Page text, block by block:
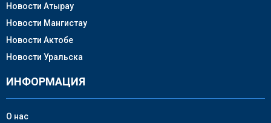
Новости Атырау
Новости Мангистау
Новости Актобе
Новости Уральска
ИНФОРМАЦИЯ
О нас